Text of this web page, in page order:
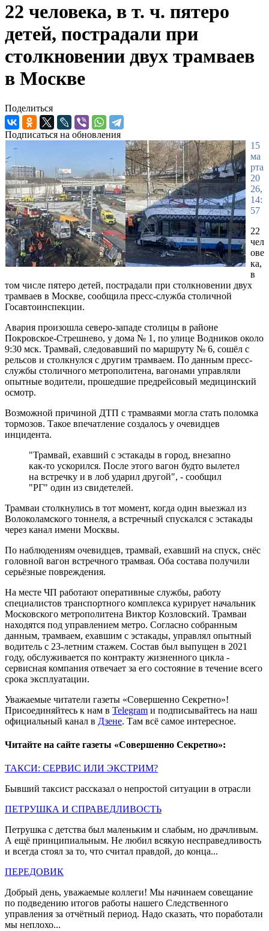
22 человека, в т. ч. пятеро
детей, пострадали при
столкновении двух трамваев
в Москве
Поделиться
Подписаться на обновления
15
ма
рта
20
26,
14:
57
22
чел
ове
ка,
в
том числе пятеро детей, пострадали при столкновении двух
трамваев в Москве, сообщила пресс-служба столичной
Госавтоинспекции.
Авария произошла северо-западе столицы в районе
Покровское-Стрешнево, у дома № 1, по улице Водников около
9:30 мск. Трамвай, следовавший по маршруту № 6, сошёл с
рельсов и столкнулся с другим трамваем. По данным пресс-
службы столичного метрополитена, вагонами управляли
опытные водители, прошедшие предрейсовый медицинский
осмотр.
Возможной причиной ДТП с трамваями могла стать поломка
тормозов. Такое впечатление создалось у очевидцев
инцидента.
"Трамвай, ехавший с эстакады в город, внезапно
как-то ускорился. После этого вагон будто вылетел
на встречку и в лоб ударил другой", - сообщил
"РГ" один из свидетелей.
Трамваи столкнулись в тот момент, когда один выезжал из
Волоколамского тоннеля, а встречный спускался с эстакады
через канал имени Москвы.
По наблюдениям очевидцев, трамвай, ехавший на спуск, снёс
головной вагон встречного трамвая. Оба состава получили
серьёзные повреждения.
На месте ЧП работают оперативные службы, работу
специалистов транспортного комплекса курирует начальник
Московского метрополитена Виктор Козловский. Трамваи
находятся под управлением метро. Согласно собранным
данным, трамваем, ехавшим с эстакады, управлял опытный
водитель с 23-летним стажем. Состав был выпущен в 2021
году, обслуживается по контракту жизненного цикла -
сервисная компания отвечает за его состояние в течение всего
срока эксплуатации.
Уважаемые читатели газеты «Совершенно Секретно»!
Присоединяйтесь к нам в Telegram и подписывайтесь на наш
официальный канал в Дзене. Там всё самое интересное.
Читайте на сайте газеты «Совершенно Секретно»:
ТАКСИ: СЕРВИС ИЛИ ЭКСТРИМ?
Бывший таксист рассказал о непростой ситуации в отрасли
ПЕТРУШКА И СПРАВЕДЛИВОСТЬ
Петрушка с детства был маленьким и слабым, но драчливым.
А ещё принципиальным. Не любил всякую несправедливость
и всегда стоял за то, что считал правдой, до конца...
ПЕРЕДОВИК
Добрый день, уважаемые коллеги! Мы начинаем совещание
по подведению итогов работы нашего Следственного
управления за отчётный период. Надо сказать, что поработали
мы неплохо...